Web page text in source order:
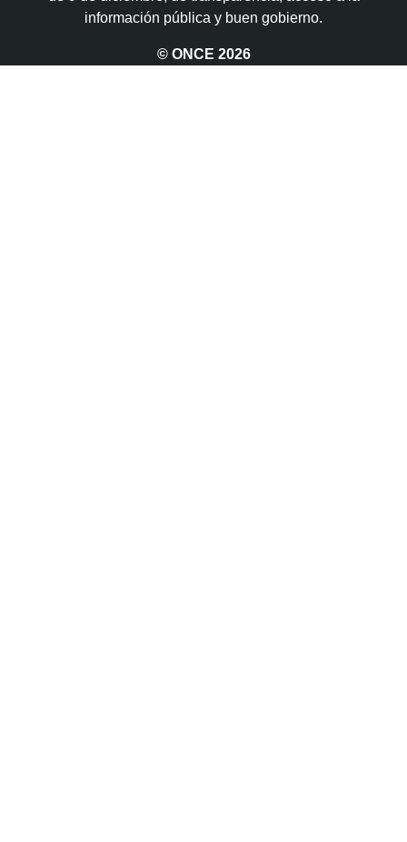
información pública y buen gobierno.
© ONCE 2026